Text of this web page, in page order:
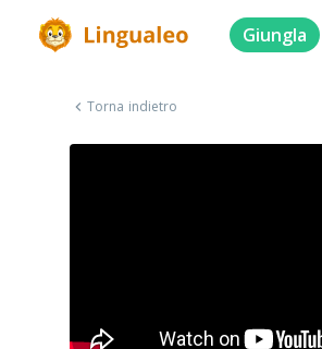
Giungla
Torna indietro